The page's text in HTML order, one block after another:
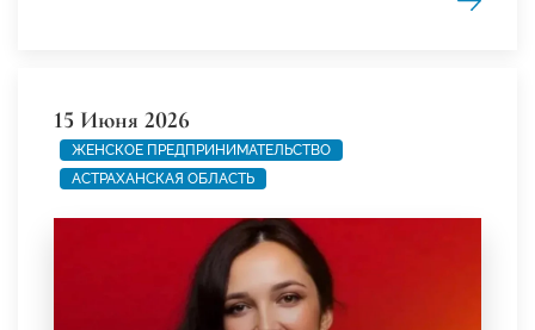
15 Июня 2026
ЖЕНСКОЕ ПРЕДПРИНИМАТЕЛЬСТВО
АСТРАХАНСКАЯ ОБЛАСТЬ